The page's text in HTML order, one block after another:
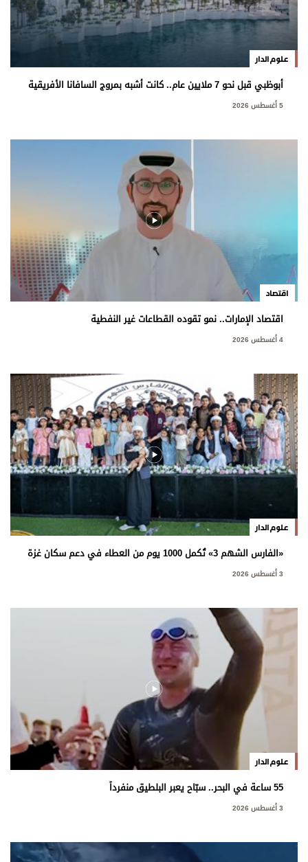
علوم الدار
أبوظبي قبل نحو 7 ملايين عام.. كانت أشبه بمروج السافانا الأفريقية
5 أغسطس 2026
اقتصاد
اقتصاد الإمارات.. نمو تقوده القطاعات غير النفطية
4 أغسطس 2026
علوم الدار
«الفارس الشهم 3» تُكمل 1000 يوم من العطاء في دعم سكان غزة
3 أغسطس 2026
علوم الدار
55 ساعة في البحر.. سبّاح يعبر البلطيق منفرداً
3 أغسطس 2026